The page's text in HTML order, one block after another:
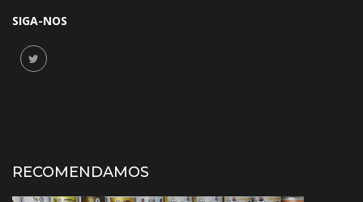
SIGA-NOS
RECOMENDAMOS